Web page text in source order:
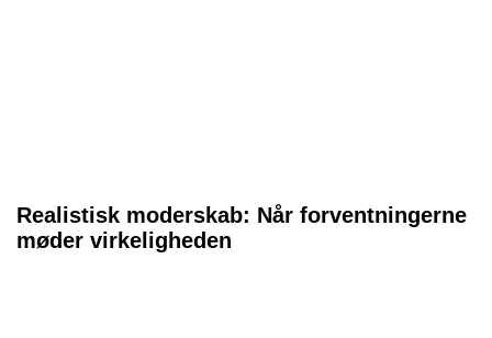
Realistisk moderskab: Når forventningerne
møder virkeligheden